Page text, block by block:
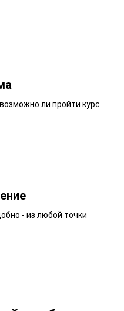
ли пройти курс
- из любой точки